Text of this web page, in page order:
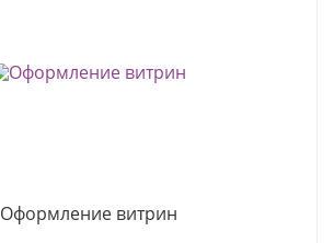
Оформление витрин